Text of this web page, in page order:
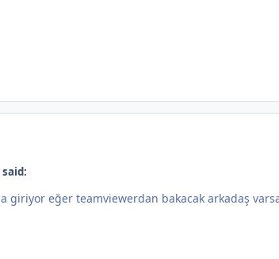
giriyor eğer teamviewerdan bakacak arkadaş